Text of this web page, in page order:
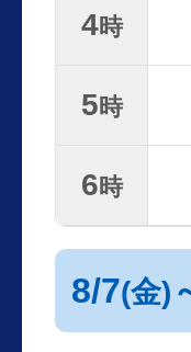
4時
5時
6時
8/7(金)